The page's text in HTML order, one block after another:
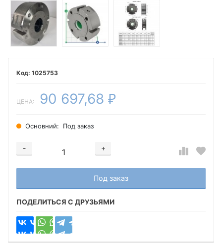
1025753
ЦЕНА: 90 697,68 ₽
Основний: Под заказ
-
+
Добавляется...
Под заказ
Добавлен
ПОДЕЛИТЬСЯ С ДРУЗЬЯМИ